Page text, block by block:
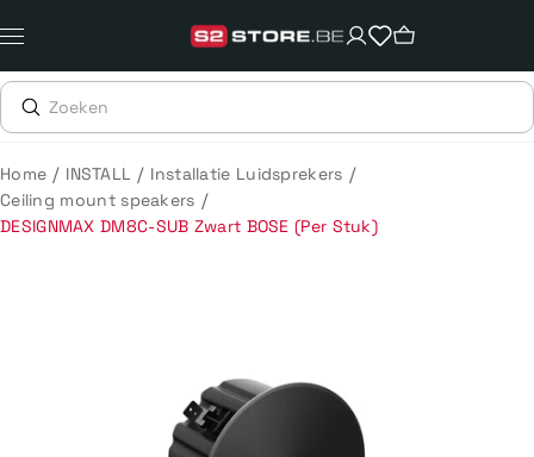
naar
content
Home / INSTALL / Installatie Luidsprekers /
Ceiling mount speakers /
DESIGNMAX DM8C-SUB Zwart BOSE (Per Stuk)